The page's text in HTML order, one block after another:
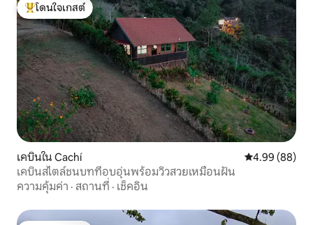
โดนใจเกสต์ที่สุด
โดนใจเกสต์
เคบินใน Cachí คะแนนเฉลี่ย
4.99 (88)
เคบินสไตล์ชนบทที่อบอุ่นพร้อมวิวสวยเหมือนฝัน
ความคุ้มค่า · สถานที่ · เช็คอิน